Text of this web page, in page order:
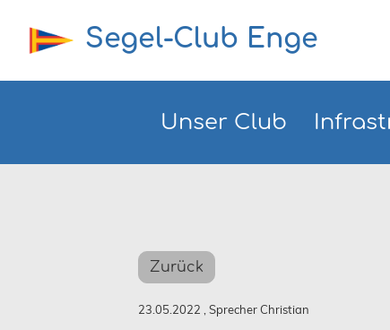
Segel-Club Enge
Unser Club
Zurück
23.05.2022 , Sprecher Christian